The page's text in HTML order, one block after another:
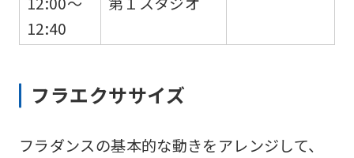
12:40
フラエクササイズ
フラダンスの基本的な動きをアレンジして、